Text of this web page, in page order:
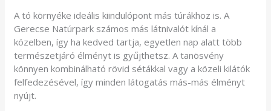
A tó környéke ideális kiindulópont más túrákhoz is. A
Gerecse Natúrpark számos más látnivalót kínál a
közelben, így ha kedved tartja, egyetlen nap alatt több
természetjáró élményt is gyűjthetsz. A tanösvény
könnyen kombinálható rövid sétákkal vagy a közeli kilátók
felfedezésével, így minden látogatás más-más élményt
nyújt.